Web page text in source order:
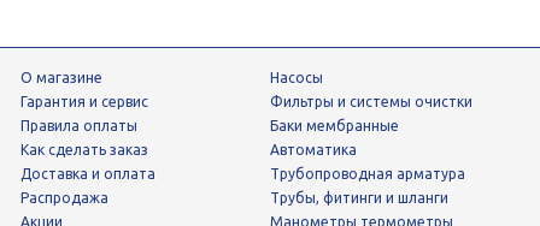
О магазине
Гарантия и сервис
Правила оплаты
Как сделать заказ
Доставка и оплата
Распродажа
Акции
Насосы
фильтры и системы очистки
Баки мембранные
Автоматика
трубопроводная арматура
трубы, фитинги и шланги
манометры термометры